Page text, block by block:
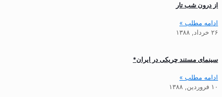
از درون شب تار
ادامه مطلب »
۲۶ خرداد, ۱۳۸۸
سینمای مستند چریکی در ایران*
ادامه مطلب »
۱۰ فروردین, ۱۳۸۸